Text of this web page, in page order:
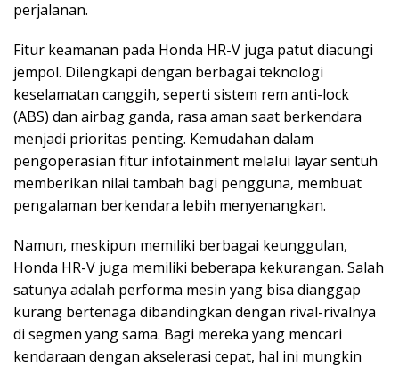
perjalanan.
Fitur keamanan pada Honda HR-V juga patut diacungi
jempol. Dilengkapi dengan berbagai teknologi
keselamatan canggih, seperti sistem rem anti-lock
(ABS) dan airbag ganda, rasa aman saat berkendara
menjadi prioritas penting. Kemudahan dalam
pengoperasian fitur infotainment melalui layar sentuh
memberikan nilai tambah bagi pengguna, membuat
pengalaman berkendara lebih menyenangkan.
Namun, meskipun memiliki berbagai keunggulan,
Honda HR-V juga memiliki beberapa kekurangan. Salah
satunya adalah performa mesin yang bisa dianggap
kurang bertenaga dibandingkan dengan rival-rivalnya
di segmen yang sama. Bagi mereka yang mencari
kendaraan dengan akselerasi cepat, hal ini mungkin